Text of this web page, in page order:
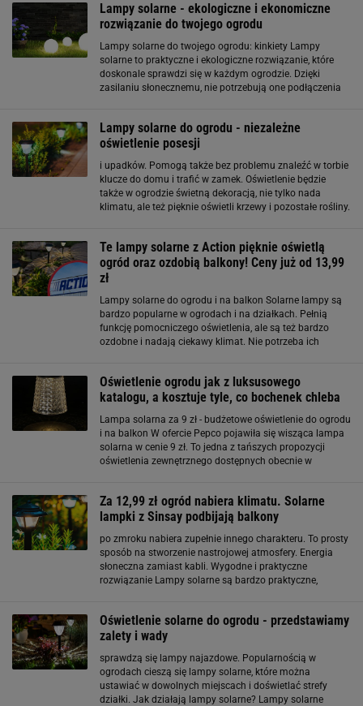
Lampy solarne - ekologiczne i ekonomiczne
rozwiązanie do twojego ogrodu
Lampy solarne do twojego ogrodu: kinkiety Lampy
solarne to praktyczne i ekologiczne rozwiązanie, które
doskonale sprawdzi się w każdym ogrodzie. Dzięki
zasilaniu słonecznemu, nie potrzebują one podłączenia
Lampy solarne do ogrodu - niezależne
oświetlenie posesji
i upadków. Pomogą także bez problemu znaleźć w torbie
klucze do domu i trafić w zamek. Oświetlenie będzie
także w ogrodzie świetną dekoracją, nie tylko nada
klimatu, ale też pięknie oświetli krzewy i pozostałe rośliny.
Te lampy solarne z Action pięknie oświetlą
ogród oraz ozdobią balkony! Ceny już od 13,99
zł
Lampy solarne do ogrodu i na balkon Solarne lampy są
bardzo popularne w ogrodach i na działkach. Pełnią
funkcję pomocniczego oświetlenia, ale są też bardzo
ozdobne i nadają ciekawy klimat. Nie potrzeba ich
Oświetlenie ogrodu jak z luksusowego
katalogu, a kosztuje tyle, co bochenek chleba
Lampa solarna za 9 zł - budżetowe oświetlenie do ogrodu
i na balkon W ofercie Pepco pojawiła się wisząca lampa
solarna w cenie 9 zł. To jedna z tańszych propozycji
oświetlenia zewnętrznego dostępnych obecnie w
Za 12,99 zł ogród nabiera klimatu. Solarne
lampki z Sinsay podbijają balkony
po zmroku nabiera zupełnie innego charakteru. To prosty
sposób na stworzenie nastrojowej atmosfery. Energia
słoneczna zamiast kabli. Wygodne i praktyczne
rozwiązanie Lampy solarne są bardzo praktyczne,
Oświetlenie solarne do ogrodu - przedstawiamy
zalety i wady
sprawdzą się lampy najazdowe. Popularnością w
ogrodach cieszą się lampy solarne, które można
ustawiać w dowolnych miejscach i doświetlać strefy
działki. Jak działają lampy solarne? Lampy solarne